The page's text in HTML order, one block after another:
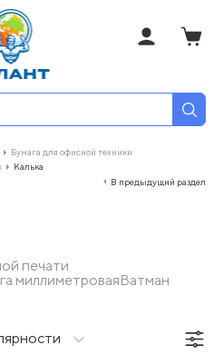
Бумага для офисной техники
Калька
В предыдущий раздел
печати
миллиметроваяВатман